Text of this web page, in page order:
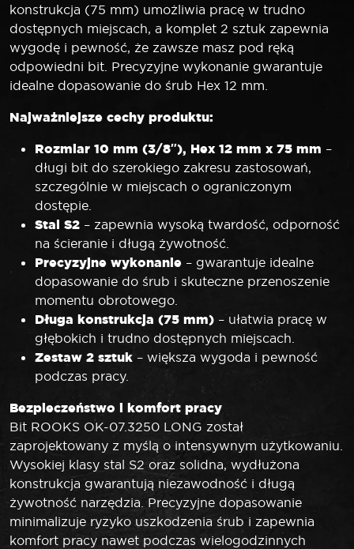
konstrukcja (75 mm) umożliwia pracę w trudno
dostępnych miejscach, a komplet 2 sztuk zapewnia
wygodę i pewność, że zawsze masz pod ręką
odpowiedni bit. Precyzyjne wykonanie gwarantuje
idealne dopasowanie do śrub Hex 12 mm.
Najważniejsze cechy produktu:
Rozmiar 10 mm (3/8″), Hex 12 mm x 75 mm –
długi bit do szerokiego zakresu zastosowań,
szczególnie w miejscach o ograniczonym
dostępie.
Stal S2 – zapewnia wysoką twardość, odporność
na ścieranie i długą żywotność.
Precyzyjne wykonanie – gwarantuje idealne
dopasowanie do śrub i skuteczne przenoszenie
momentu obrotowego.
Długa konstrukcja (75 mm) – ułatwia pracę w
głębokich i trudno dostępnych miejscach.
Zestaw 2 sztuk – większa wygoda i pewność
podczas pracy.
Bezpieczeństwo i komfort pracy
Bit ROOKS OK-07.3250 LONG został
zaprojektowany z myślą o intensywnym użytkowaniu.
Wysokiej klasy stal S2 oraz solidna, wydłużona
konstrukcja gwarantują niezawodność i długą
żywotność narzędzia. Precyzyjne dopasowanie
minimalizuje ryzyko uszkodzenia śrub i zapewnia
komfort pracy nawet podczas wielogodzinnych